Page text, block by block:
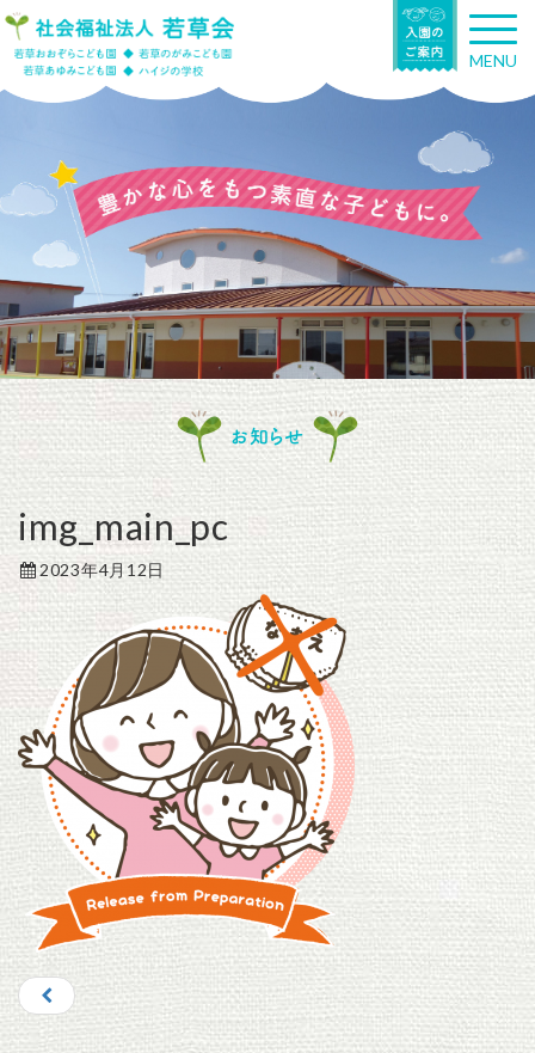
T
o
g
n
g
a
t
n
MENU
お知らせ
img_main_pc
2023年4月12日